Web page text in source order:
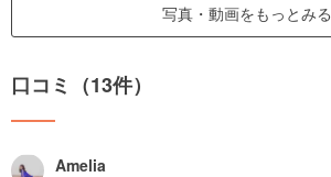
写真・動画をもっとみる
口コミ（13件）
Amelia